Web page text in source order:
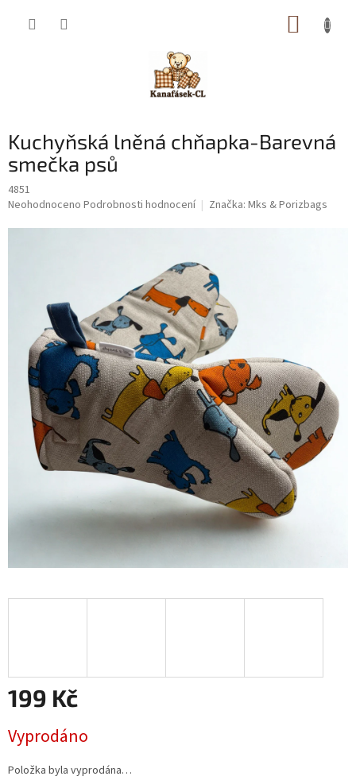
Kuchyňská lněná chňapka-Barevná
smečka psů
4851
Průměrné
hvězdiček.
Neohodnoceno Podrobnosti hodnocení Značka: Mks & Porizbags
199 Kč
cena:
Vyprodáno
Položka byla vyprodána…